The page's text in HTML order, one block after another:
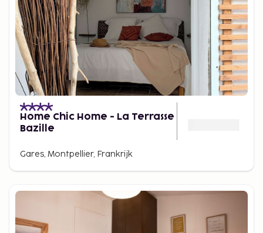
Home Chic Home - La Terrasse
Bazille
Gares, Montpellier, Frankrijk